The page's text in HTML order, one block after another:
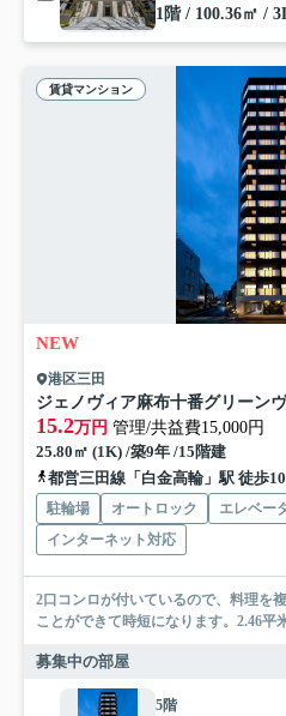
1階 / 100.36㎡ /
賃貸マンション
NEW
港区三田
ジェノヴィア麻布十番グリーン
15.2万円 管理/共益費15,000円
25.80㎡ (1K) /築9年 /15階建
都営三田線「白金高輪」駅 徒歩
駐輪場 オートロック エレベー
インターネット対応
2口コンロが付いているので、料理を
ことができて時短になります。2.46平
募集中の部屋
5階